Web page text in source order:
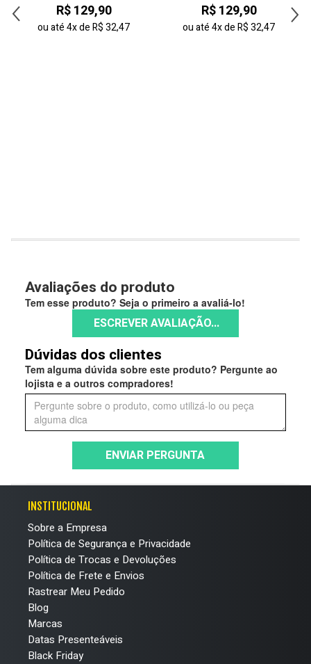
R$ 129,90
ou até4xdeR$ 32,47
R$ 129,90
ou até4xdeR$ 32,47
Avaliações do produto
Tem esse produto? Seja o primeiro a avaliá-lo!
ESCREVER AVALIAÇÃO...
Dúvidas dos clientes
Tem alguma dúvida sobre este produto? Pergunte ao
lojista e a outros compradores!
ENVIAR PERGUNTA
INSTITUCIONAL
Sobre a Empresa
Política de Segurança e Privacidade
Política de Trocas e Devoluções
Política de Frete e Envios
Rastrear Meu Pedido
Blog
Marcas
Datas Presenteáveis
Black Friday